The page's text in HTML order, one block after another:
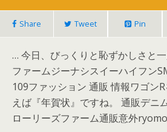
Share Tweet Pin
… 今日、びっくりと恥ずかしさと一
ファームジーナシスイーハイフン
109ファッション 通販 情報ワゴン
えば『年賀状』ですね。 通販デニ
ローリーズファーム通販意外